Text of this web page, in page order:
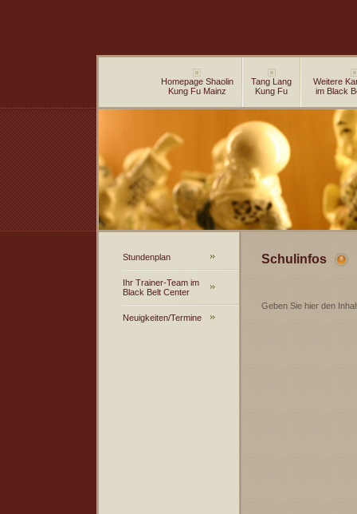
Homepage Shaolin
Kung Fu Mainz
Tang Lang
Kung Fu
Weitere
im Black
Stundenplan
Ihr Trainer-Team im
Black Belt Center
Neuigkeiten/Termine
Schulinfos
Geben Sie hier den